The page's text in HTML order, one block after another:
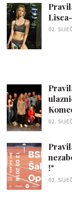
02.
02.
!"
02.